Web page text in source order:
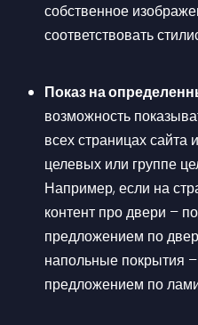
собственное
соответствовать
Показ на
возможность
всех страницах сайта
целевых или группе
Например, если на
контент про двери –
предложением по
напольные покрытия
предложением по